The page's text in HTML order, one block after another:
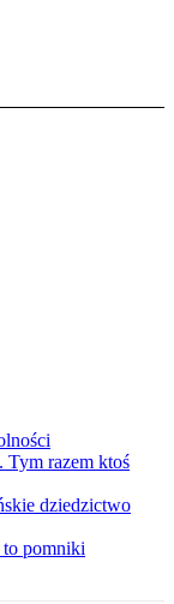
Tym razem ktoś
dziedzictwo
to pomniki